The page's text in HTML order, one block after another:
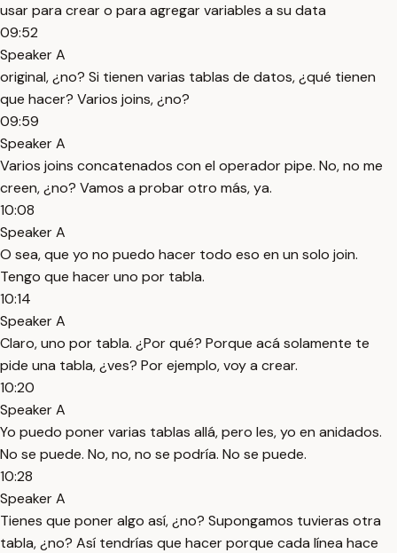
usar para crear o para agregar variables a su data
09:52
Speaker A
original, ¿no? Si tienen varias tablas de datos, ¿qué tienen
que hacer? Varios joins, ¿no?
09:59
Speaker A
Varios joins concatenados con el operador pipe. No, no me
creen, ¿no? Vamos a probar otro más, ya.
10:08
Speaker A
O sea, que yo no puedo hacer todo eso en un solo join.
Tengo que hacer uno por tabla.
10:14
Speaker A
Claro, uno por tabla. ¿Por qué? Porque acá solamente te
pide una tabla, ¿ves? Por ejemplo, voy a crear.
10:20
Speaker A
Yo puedo poner varias tablas allá, pero les, yo en anidados.
No se puede. No, no, no se podría. No se puede.
10:28
Speaker A
Tienes que poner algo así, ¿no? Supongamos tuvieras otra
tabla, ¿no? Así tendrías que hacer porque cada línea hace